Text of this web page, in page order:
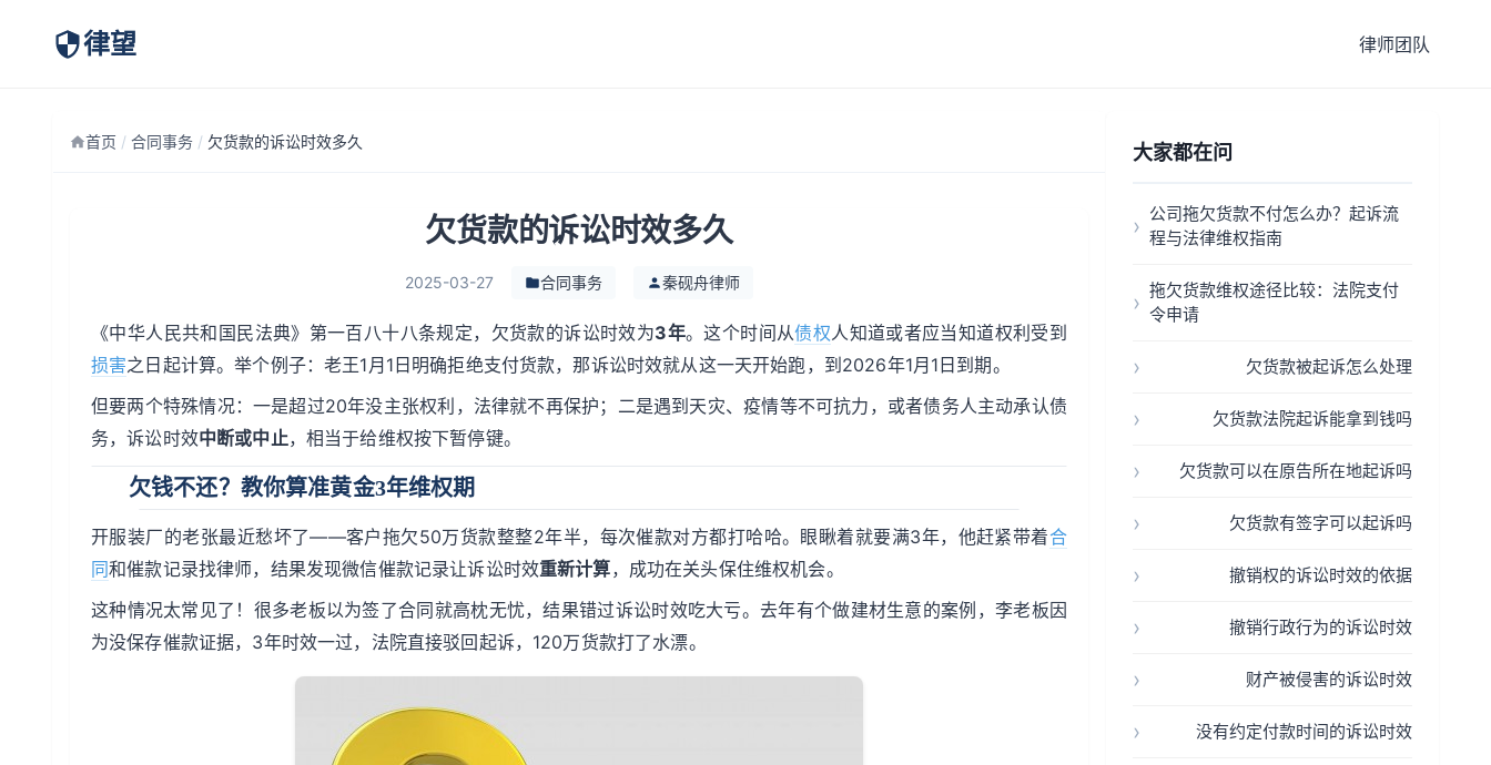
律望 律师团队
首页 / 合同事务 / 欠货款的诉讼时效多久
欠货款的诉讼时效多久
2025-03-27 合同事务 秦砚舟律师
《中华人民共和国民法典》第一百八十八条规定，欠货款的诉讼时效为3年。这个时间从债权人知道或者应当知道权利受到
损害之日起计算。举个例子：老王1月1日明确拒绝支付货款，那诉讼时效就从这一天开始跑，到2026年1月1日到期。
但要两个特殊情况：一是超过20年没主张权利，法律就不再保护；二是遇到天灾、疫情等不可抗力，或者债务人主动承认债
务，诉讼时效中断或中止，相当于给维权按下暂停键。
欠钱不还？教你算准黄金3年维权期
开服装厂的老张最近愁坏了——客户拖欠50万货款整整2年半，每次催款对方都打哈哈。眼瞅着就要满3年，他赶紧带着合
同和催款记录找律师，结果发现微信催款记录让诉讼时效重新计算，成功在关头保住维权机会。
这种情况太常见了！很多老板以为签了合同就高枕无忧，结果错过诉讼时效吃大亏。去年有个做建材生意的案例，李老板因
为没保存催款证据，3年时效一过，法院直接驳回起诉，120万货款打了水漂。
大家都在问
公司拖欠货款不付怎么办？起诉流
程与法律维权指南
拖欠货款维权途径比较：法院支付
令申请
欠货款被起诉怎么处理
欠货款法院起诉能拿到钱吗
欠货款可以在原告所在地起诉吗
欠货款有签字可以起诉吗
撤销权的诉讼时效的依据
撤销行政行为的诉讼时效
财产被侵害的诉讼时效
没有约定付款时间的诉讼时效